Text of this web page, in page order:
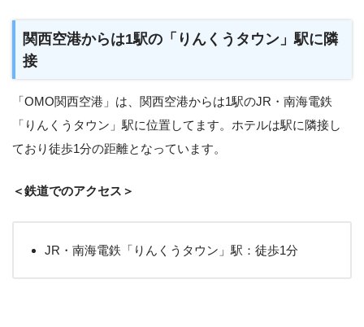
関西空港からは1駅の「りんくうタウン」駅に隣
接
「OMO関西空港」は、関西空港からは1駅のJR・南海電鉄
「りんくうタウン」駅に位置してます。ホテルは駅に隣接し
ており徒歩1分の距離となっています。
＜鉄道でのアクセス＞
JR・南海電鉄「りんくうタウン」駅：徒歩1分